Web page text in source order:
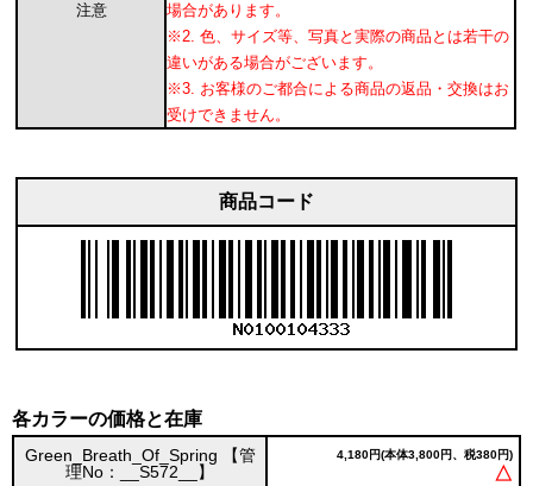
注意
場合があります。
※2. 色、サイズ等、写真と実際の商品とは若干の
違いがある場合がございます。
※3. お客様のご都合による商品の返品・交換はお
受けできません。
商品コード
各カラーの価格と在庫
Green_Breath_Of_Spring 【管
理No：__S572__】
4,180円(本体3,800円、税380円)
△